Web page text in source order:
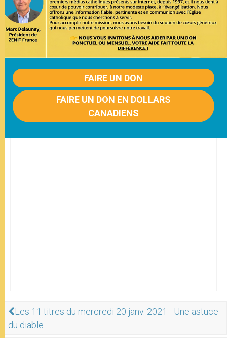
FAIRE UN DON
FAIRE UN DON EN DOLLARS
CANADIENS
Les 11 titres du mercredi 20 janv. 2021 - Une astuce
du diable